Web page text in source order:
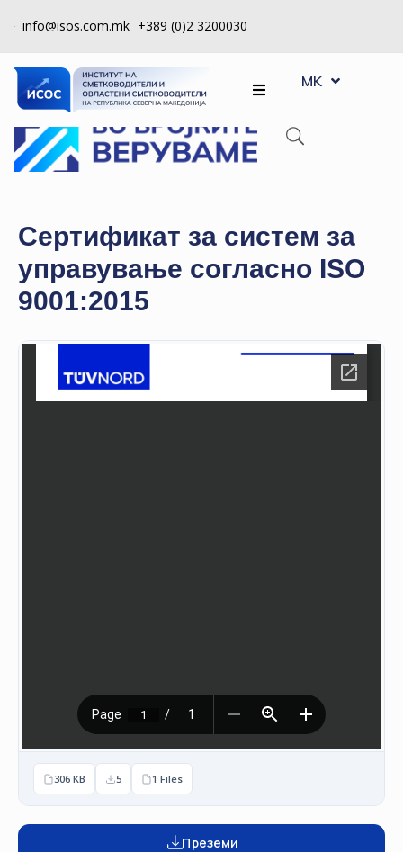
info@isos.com.mk +389 (0)2 3200030
ЗА
НАС
РЕГИСТРИ
НА
КВАЛИТЕТ
КАКО
СТАНАМ
MK
SQ
Сертификат за систем за
управување согласно ISO
9001:2015
306 KB 5 1 Files
Преземи